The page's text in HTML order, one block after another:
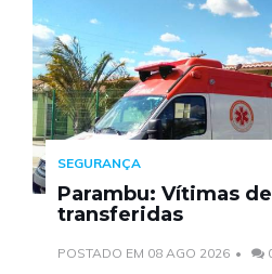
SEGURANÇA
Parambu: Vítimas
transferidas
POSTADO EM 08 AGO 2026